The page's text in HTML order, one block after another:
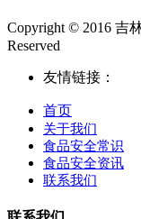
Copyright © 2016 吉
Reserved
友情链接：
首页
关于我们
食品安全常识
食品安全资讯
联系我们